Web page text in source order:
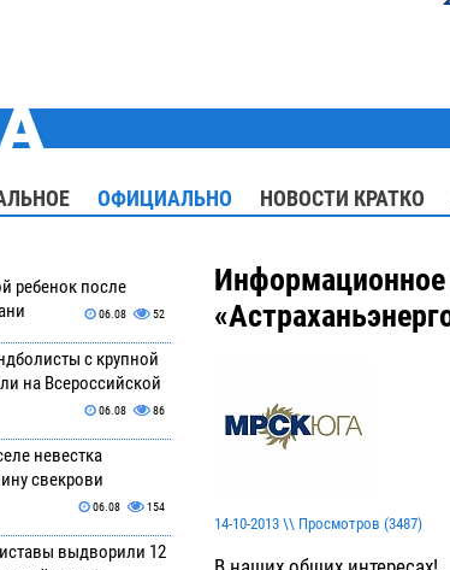
ОФИЦИАЛЬНО НОВОСТИ КРАТКО
ребенок после
06.08 52
с крупной
на Всероссийской
06.08 86
невестка
свекрови
06.08 154
выдворили 12
14-10-2013 \\ Просмотров (3487)